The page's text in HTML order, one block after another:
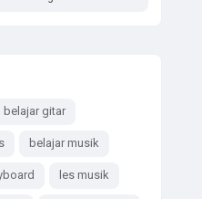
belajar gitar
belajar musik
les musik